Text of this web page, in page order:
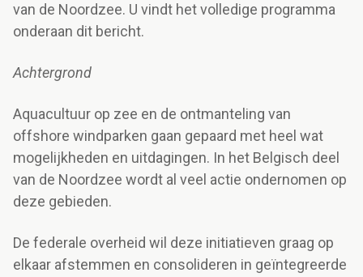
van de Noordzee. U vindt het volledige programma
onderaan dit bericht.
Achtergrond
Aquacultuur op zee en de ontmanteling van
offshore windparken gaan gepaard met heel wat
mogelijkheden en uitdagingen. In het Belgisch deel
van de Noordzee wordt al veel actie ondernomen op
deze gebieden.
De federale overheid wil deze initiatieven graag op
elkaar afstemmen en consolideren in geïntegreerde